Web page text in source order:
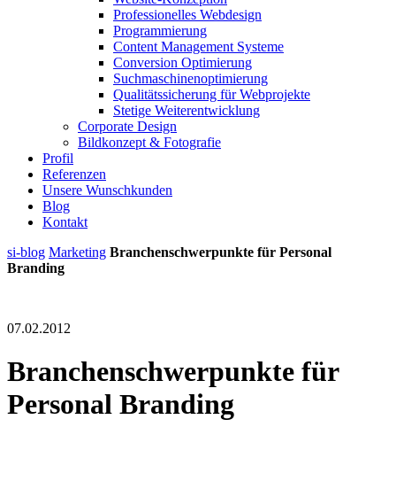
Professionelles Webdesign
Programmierung
Content Management Systeme
Conversion Optimierung
Suchmaschinenoptimierung
Qualitätssicherung für Webprojekte
Stetige Weiterentwicklung
Corporate Design
Bildkonzept & Fotografie
Profil
Referenzen
Unsere Wunschkunden
Blog
Kontakt
si-blog Marketing Branchenschwerpunkte für Personal
Branding
07.02.2012
Branchenschwerpunkte für
Personal Branding